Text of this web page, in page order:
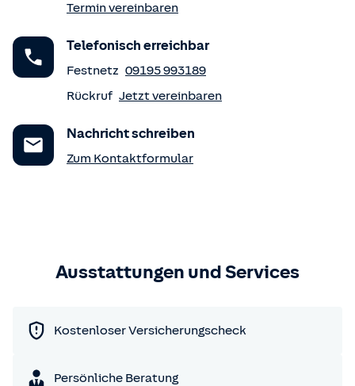
Termin vereinbaren
Telefonisch erreichbar
Festnetz 09195 993189
Rückruf Jetzt vereinbaren
Nachricht schreiben
Zum Kontaktformular
Ausstattungen und Services
Kostenloser Versicherungscheck
Persönliche Beratung